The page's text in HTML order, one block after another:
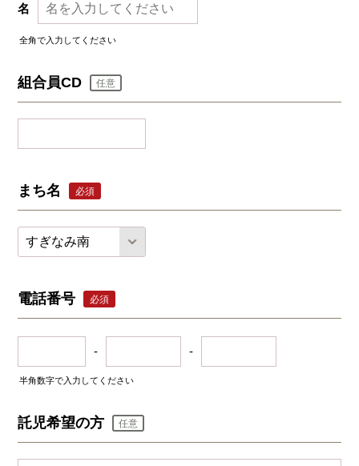
名
全角で入力してください
組合員CD 任意
まち名 必須
電話番号 必須
- -
半角数字で入力してください
託児希望の方 任意